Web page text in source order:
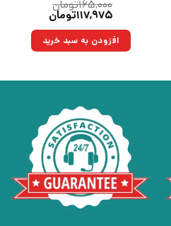
۱۶۵,۰۰۰تومان
قیمت
۱۶۵,۰۰۰تومان
بود.
۱۱۷,۹۷۵تومان
۱۱۷,۹۷۵تومان.افزودن به سبد خرید